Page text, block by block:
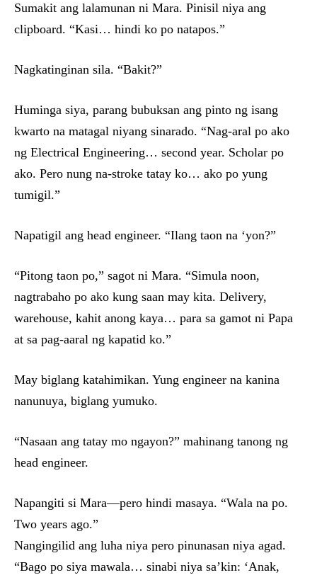
Sumakit ang lalamunan ni Mara. Pinisil niya ang
clipboard. “Kasi… hindi ko po natapos.”
Nagkatinginan sila. “Bakit?”
Huminga siya, parang bubuksan ang pinto ng isang
kwarto na matagal niyang sinarado. “Nag-aral po ako
ng Electrical Engineering… second year. Scholar po
ako. Pero nung na-stroke tatay ko… ako po yung
tumigil.”
Napatigil ang head engineer. “Ilang taon na ‘yon?”
“Pitong taon po,” sagot ni Mara. “Simula noon,
nagtrabaho po ako kung saan may kita. Delivery,
warehouse, kahit anong kaya… para sa gamot ni Papa
at sa pag-aaral ng kapatid ko.”
May biglang katahimikan. Yung engineer na kanina
nanunuya, biglang yumuko.
“Nasaan ang tatay mo ngayon?” mahinang tanong ng
head engineer.
Napangiti si Mara—pero hindi masaya. “Wala na po.
Two years ago.”
Nangingilid ang luha niya pero pinunasan niya agad.
“Bago po siya mawala… sinabi niya sa’kin: ‘Anak,